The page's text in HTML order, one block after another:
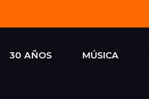
30 AÑOS MÚSICA